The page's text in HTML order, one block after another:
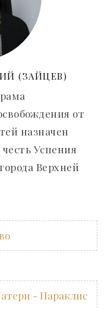
(ЗАЙЦЕВ)
от
назначен
Успения
Верхней
- Параклис